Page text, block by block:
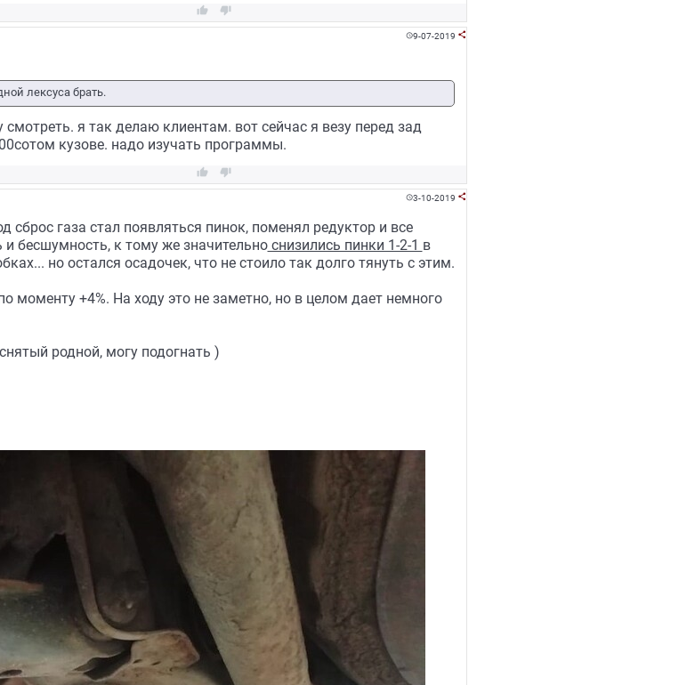
 
9-07-2019 
лексуса брать.
я так делаю клиентам. вот сейчас я везу перед зад
кузове. надо изучать программы.
 
3-10-2019 
сброс газа стал появляться пинок, поменял редуктор и все
бесшумность, к тому же значительноснизились пинки 1-2-1 в
но остался осадочек, что не стоило так долго тянуть с этим.
моменту +4%. На ходу это не заметно, но в целом дает немного
родной, могу подогнать )